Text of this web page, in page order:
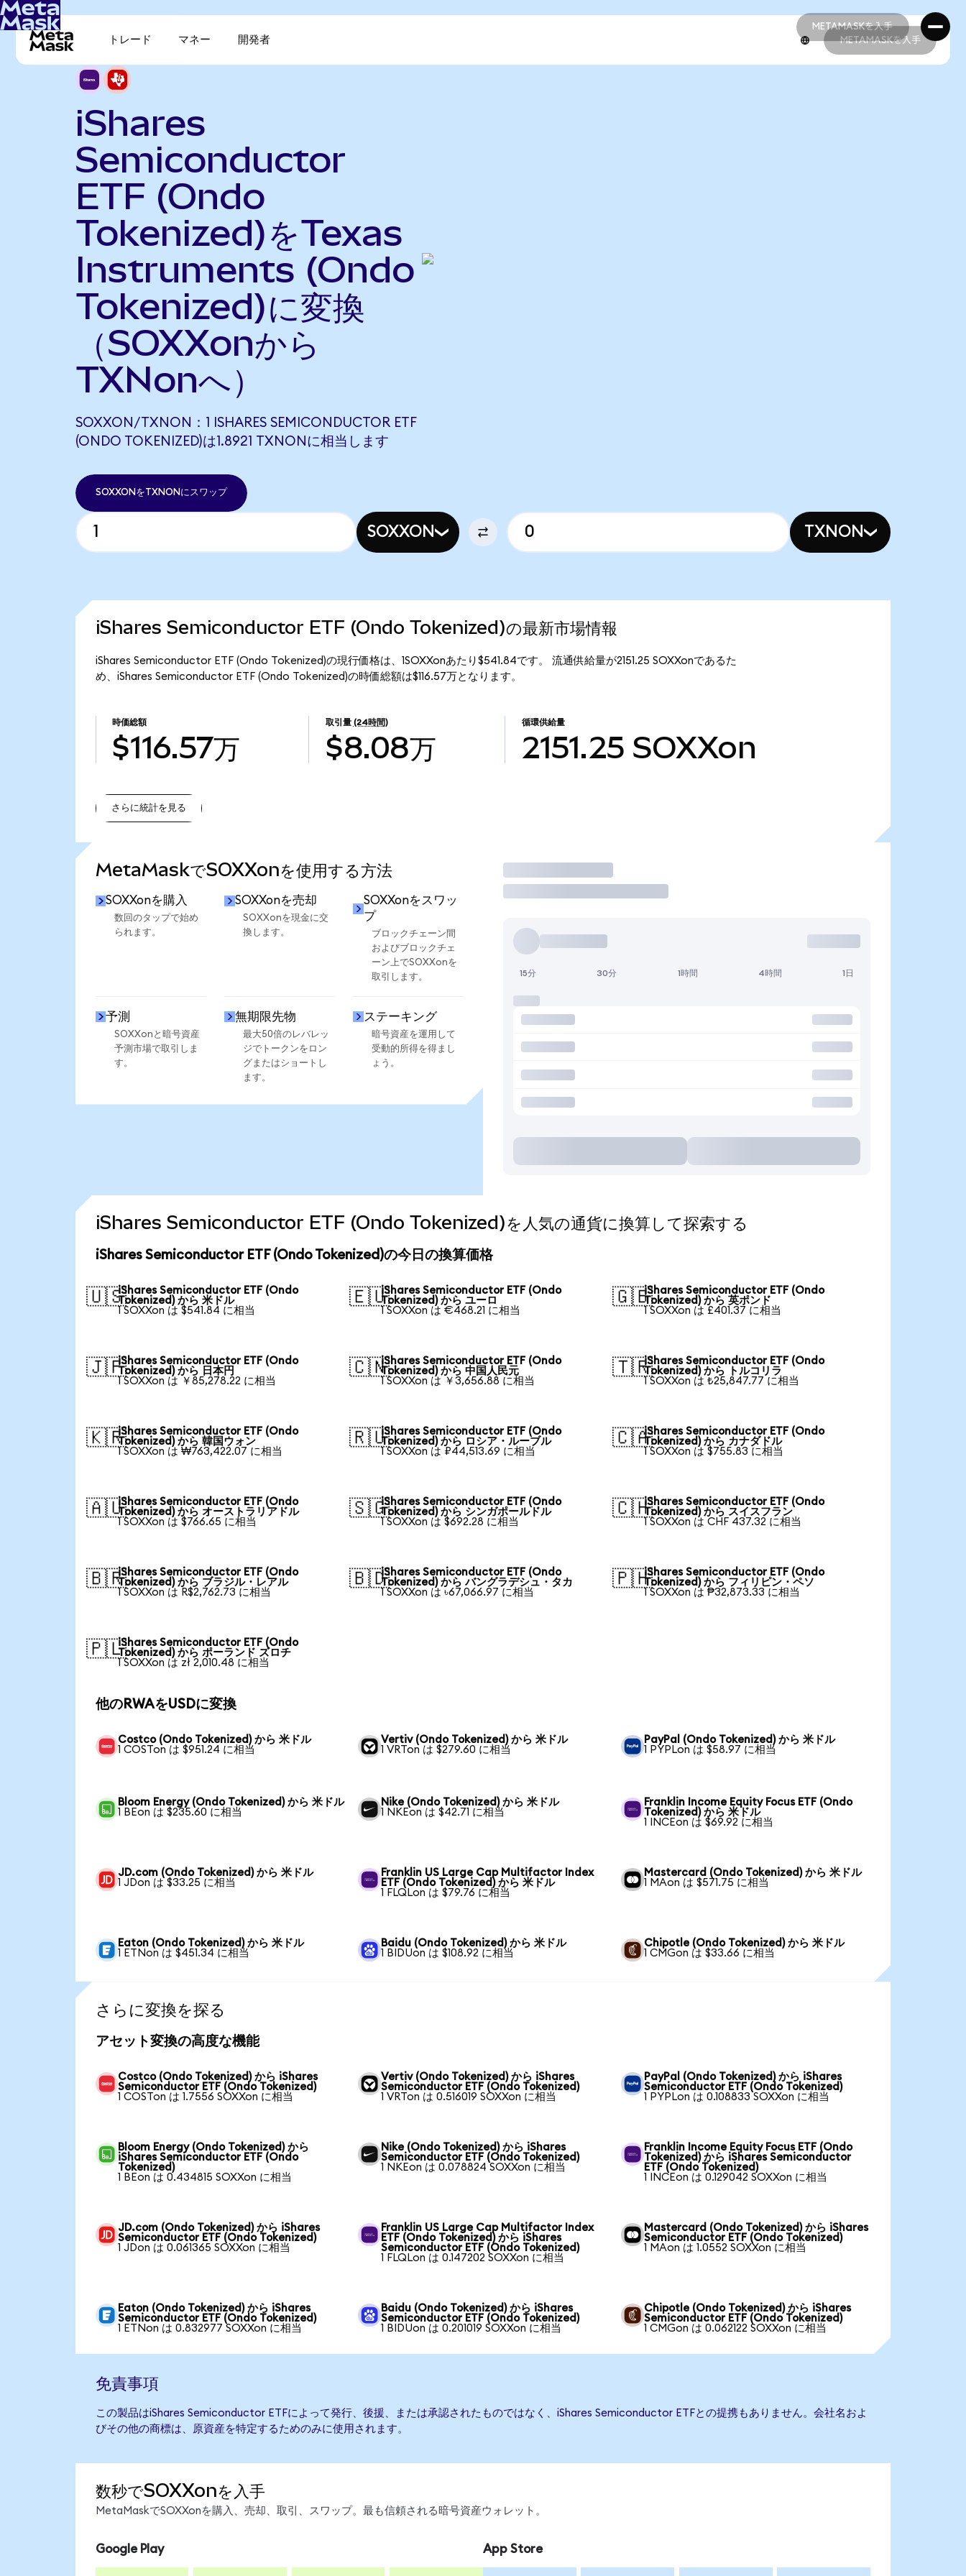
METAMASKを入手
METAMASKを入手
トレード マネー 開発者 METAMASKを入手
iShares
Semiconductor
ETF (Ondo
Tokenized)をTexas
Instruments (Ondo
Tokenized)に変換
（SOXXonから
TXNonへ）
SOXXON/TXNON：1 ISHARES SEMICONDUCTOR ETF
(ONDO TOKENIZED)は1.8921 TXNONに相当します
SOXXONをTXNONにスワップ
SOXXON TXNON
iShares Semiconductor ETF (Ondo Tokenized)の最新市場情報
iShares Semiconductor ETF (Ondo Tokenized)の現行価格は、1SOXXonあたり$541.84です。 流通供給量が2151.25 SOXXonであるた
め、iShares Semiconductor ETF (Ondo Tokenized)の時価総額は$116.57万となります。
時価総額
$116.57万
取引量 (24時間)
$8.08万
循環供給量
2151.25 SOXXon
さらに統計を見る
MetaMaskでSOXXonを使用する方法
SOXXonを購入
数回のタップで始め
られます。
SOXXonを売却
SOXXonを現金に交
換します。
SOXXonをスワッ
プ
ブロックチェーン間
およびブロックチェ
ーン上でSOXXonを
取引します。
予測
SOXXonと暗号資産
予測市場で取引しま
す。
無期限先物
最大50倍のレバレッ
ジでトークンをロン
グまたはショートし
ます。
ステーキング
暗号資産を運用して
受動的所得を得まし
ょう。
取引
15分 30分 1時間 4時間 1日
iShares Semiconductor ETF (Ondo Tokenized)を人気の通貨に換算して探索する
iShares Semiconductor ETF (Ondo Tokenized)の今日の換算価格
🇺🇸iShares Semiconductor ETF (Ondo
Tokenized) から 米ドル
1 SOXXon は $541.84 に相当
🇪🇺iShares Semiconductor ETF (Ondo
Tokenized) から ユーロ
1 SOXXon は €468.21 に相当
🇬🇧iShares Semiconductor ETF (Ondo
Tokenized) から 英ポンド
1 SOXXon は £401.37 に相当
🇯🇵iShares Semiconductor ETF (Ondo
Tokenized) から 日本円
1 SOXXon は ￥85,278.22 に相当
🇨🇳iShares Semiconductor ETF (Ondo
Tokenized) から 中国人民元
1 SOXXon は ￥3,656.88 に相当
🇹🇷iShares Semiconductor ETF (Ondo
Tokenized) から トルコリラ
1 SOXXon は ₺25,847.77 に相当
🇰🇷iShares Semiconductor ETF (Ondo
Tokenized) から 韓国ウォン
1 SOXXon は ₩763,422.07 に相当
🇷🇺iShares Semiconductor ETF (Ondo
Tokenized) から ロシア・ルーブル
1 SOXXon は ₽44,513.69 に相当
🇨🇦iShares Semiconductor ETF (Ondo
Tokenized) から カナダドル
1 SOXXon は $755.83 に相当
🇦🇺iShares Semiconductor ETF (Ondo
Tokenized) から オーストラリアドル
1 SOXXon は $766.65 に相当
🇸🇬iShares Semiconductor ETF (Ondo
Tokenized) から シンガポールドル
1 SOXXon は $692.28 に相当
🇨🇭iShares Semiconductor ETF (Ondo
Tokenized) から スイスフラン
1 SOXXon は CHF 437.32 に相当
🇧🇷iShares Semiconductor ETF (Ondo
Tokenized) から ブラジル・レアル
1 SOXXon は R$2,762.73 に相当
🇧🇩iShares Semiconductor ETF (Ondo
Tokenized) から バングラデシュ・タカ
1 SOXXon は ৳67,066.97 に相当
🇵🇭iShares Semiconductor ETF (Ondo
Tokenized) から フィリピン・ペソ
1 SOXXon は ₱32,873.33 に相当
🇵🇱iShares Semiconductor ETF (Ondo
Tokenized) から ポーランド ズロチ
1 SOXXon は zł 2,010.48 に相当
他のRWAをUSDに変換
Costco (Ondo Tokenized) から 米ドル
1 COSTon は $951.24 に相当
Vertiv (Ondo Tokenized) から 米ドル
1 VRTon は $279.60 に相当
PayPal (Ondo Tokenized) から 米ドル
1 PYPLon は $58.97 に相当
Bloom Energy (Ondo Tokenized) から 米ドル
1 BEon は $235.60 に相当
Nike (Ondo Tokenized) から 米ドル
1 NKEon は $42.71 に相当
Franklin Income Equity Focus ETF (Ondo
Tokenized) から 米ドル
1 INCEon は $69.92 に相当
JD.com (Ondo Tokenized) から 米ドル
1 JDon は $33.25 に相当
Franklin US Large Cap Multifactor Index
ETF (Ondo Tokenized) から 米ドル
1 FLQLon は $79.76 に相当
Mastercard (Ondo Tokenized) から 米ドル
1 MAon は $571.75 に相当
Eaton (Ondo Tokenized) から 米ドル
1 ETNon は $451.34 に相当
Baidu (Ondo Tokenized) から 米ドル
1 BIDUon は $108.92 に相当
Chipotle (Ondo Tokenized) から 米ドル
1 CMGon は $33.66 に相当
さらに変換を探る
アセット変換の高度な機能
Costco (Ondo Tokenized) から iShares
Semiconductor ETF (Ondo Tokenized)
1 COSTon は 1.7556 SOXXon に相当
Vertiv (Ondo Tokenized) から iShares
Semiconductor ETF (Ondo Tokenized)
1 VRTon は 0.516019 SOXXon に相当
PayPal (Ondo Tokenized) から iShares
Semiconductor ETF (Ondo Tokenized)
1 PYPLon は 0.108833 SOXXon に相当
Bloom Energy (Ondo Tokenized) から
iShares Semiconductor ETF (Ondo
Tokenized)
1 BEon は 0.434815 SOXXon に相当
Nike (Ondo Tokenized) から iShares
Semiconductor ETF (Ondo Tokenized)
1 NKEon は 0.078824 SOXXon に相当
Franklin Income Equity Focus ETF (Ondo
Tokenized) から iShares Semiconductor
ETF (Ondo Tokenized)
1 INCEon は 0.129042 SOXXon に相当
JD.com (Ondo Tokenized) から iShares
Semiconductor ETF (Ondo Tokenized)
1 JDon は 0.061365 SOXXon に相当
Franklin US Large Cap Multifactor Index
ETF (Ondo Tokenized) から iShares
Semiconductor ETF (Ondo Tokenized)
1 FLQLon は 0.147202 SOXXon に相当
Mastercard (Ondo Tokenized) から iShares
Semiconductor ETF (Ondo Tokenized)
1 MAon は 1.0552 SOXXon に相当
Eaton (Ondo Tokenized) から iShares
Semiconductor ETF (Ondo Tokenized)
1 ETNon は 0.832977 SOXXon に相当
Baidu (Ondo Tokenized) から iShares
Semiconductor ETF (Ondo Tokenized)
1 BIDUon は 0.201019 SOXXon に相当
Chipotle (Ondo Tokenized) から iShares
Semiconductor ETF (Ondo Tokenized)
1 CMGon は 0.062122 SOXXon に相当
免責事項
この製品はiShares Semiconductor ETFによって発行、後援、または承認されたものではなく、iShares Semiconductor ETFとの提携もありません。会社名およ
びその他の商標は、原資産を特定するためのみに使用されます。
数秒でSOXXonを入手
MetaMaskでSOXXonを購入、売却、取引、スワップ。最も信頼される暗号資産ウォレット。
Google Play App Store